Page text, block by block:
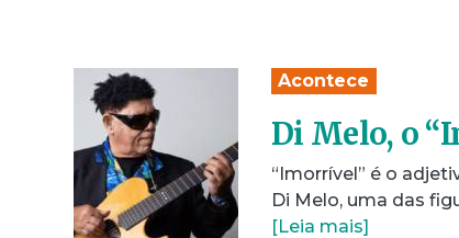
Acontece
Di Melo, o
“Imorrível” é o
Di Melo, uma das
[Leia mais]